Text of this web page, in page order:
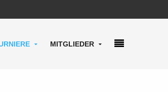
MITGLIEDER